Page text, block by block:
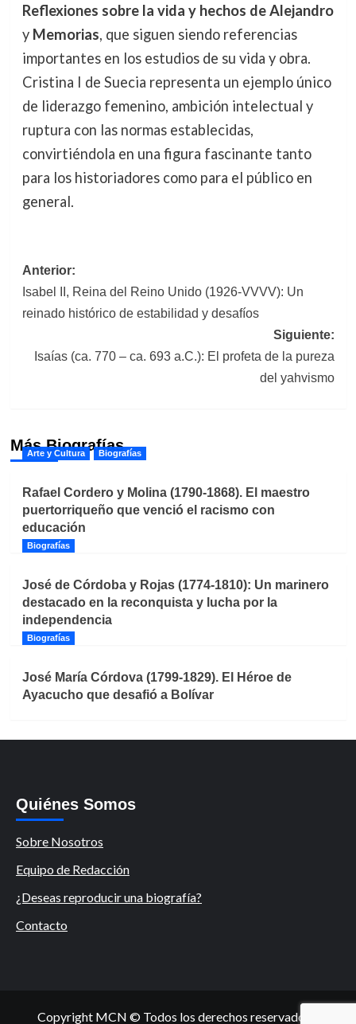
Reflexiones sobre la vida y hechos de Alejandro
y Memorias, que siguen siendo referencias
importantes en los estudios de su vida y obra.
Cristina I de Suecia representa un ejemplo único
de liderazgo femenino, ambición intelectual y
ruptura con las normas establecidas,
convirtiéndola en una figura fascinante tanto
para los historiadores como para el público en
general.
Navegación
de
Anterior:
Isabel II, Reina del Reino Unido (1926-VVVV): Un
reinado histórico de estabilidad y desafíos
Siguiente:
Isaías (ca. 770 – ca. 693 a.C.): El profeta de la pureza
del yahvismo
Más Biografías
Arte y Cultura Biografías
Rafael Cordero y Molina (1790-1868). El maestro
puertorriqueño que venció el racismo con
educación
Biografías
José de Córdoba y Rojas (1774-1810): Un marinero
destacado en la reconquista y lucha por la
independencia
Biografías
José María Córdova (1799-1829). El Héroe de
Ayacucho que desafió a Bolívar
Quiénes Somos
Sobre Nosotros
Equipo de Redacción
¿Deseas reproducir una biografía?
Contacto
Copyright MCN © Todos los derechos reservados.